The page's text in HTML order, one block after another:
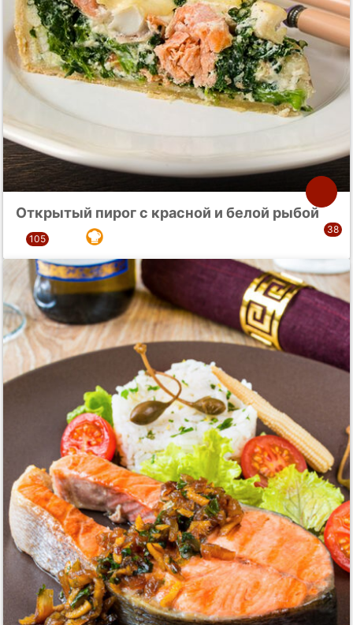
Открытый пирог с красной и белой рыбой